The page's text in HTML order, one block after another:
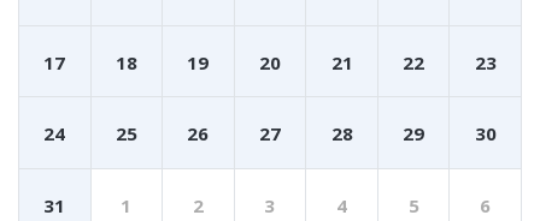
17 18 19 20 21 22 23
24 25 26 27 28 29 30
31 1 2 3 4 5 6